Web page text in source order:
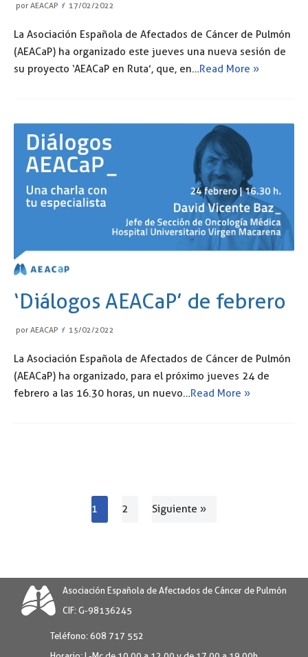
por AEACAP 17/02/2022
La Asociación Española de Afectados de Cáncer de Pulmón
(AEACaP) ha organizado este jueves una nueva sesión de
su proyecto ‘AEACaP en Ruta’, que, en…Read More »
‘Diálogos AEACaP’ de febrero
por AEACAP 15/02/2022
La Asociación Española de Afectados de Cáncer de Pulmón
(AEACaP) ha organizado, para el próximo jueves 24 de
febrero a las 16.30 horas, un nuevo…Read More »
1 2 Siguiente »
Asociación Española de Afectados de Cáncer de Pulmón
CIF: G-98136245
Teléfono: 608 717 552